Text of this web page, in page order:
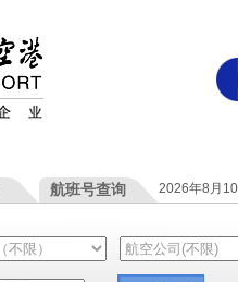
航班号查询 2026年8月